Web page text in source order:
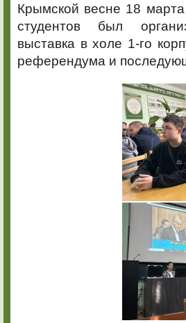
Крымской весне 18
студентов был
выставка в холе 1-го
референдума и